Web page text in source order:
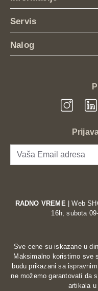
Servis
Nalog
RADNO VREME| Web
16h, subota
Sve cene su iskazane u
Maksimalno koristimo sve
budu prikazani sa
ne možemo garantovati da
artikala